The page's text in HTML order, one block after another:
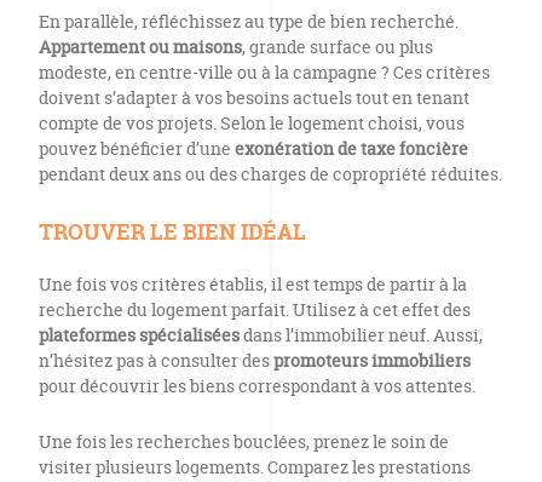
En parallèle, réfléchissez au type de bien recherché.
Appartement ou maisons, grande surface ou plus
modeste, en centre-ville ou à la campagne ? Ces critères
doivent s’adapter à vos besoins actuels tout en tenant
compte de vos projets. Selon le logement choisi, vous
pouvez bénéficier d’une exonération de taxe foncière
pendant deux ans ou des charges de copropriété réduites.
TROUVER LE BIEN IDÉAL
Une fois vos critères établis, il est temps de partir à la
recherche du logement parfait. Utilisez à cet effet des
plateformes spécialiséesdans l’immobilier neuf. Aussi,
n’hésitez pas à consulter despromoteurs immobiliers
pour découvrir les biens correspondant à vos attentes.
Une fois les recherches bouclées, prenez le soin de
visiter plusieurs logements. Comparez les prestations